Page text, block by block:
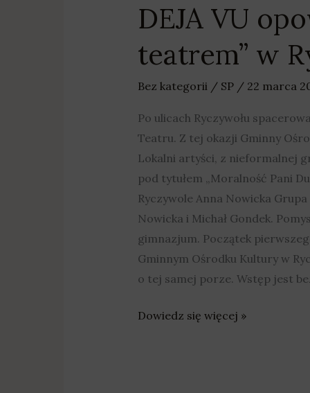
DEJA VU
teatrem” w
Bez kategorii/ SP / 22 marca
Po ulicach Ryczywołu
Teatru. Z tej okazji Gminny
Lokalni artyści, z nieformalnej
pod tytułem „Moralność Pani
Ryczywole Anna Nowicka
Nowicka i Michał Gondek.
gimnazjum. Początek
Gminnym Ośrodku Kultury w
o tej samej porze. Wstęp jest
Dowiedz się więcej »